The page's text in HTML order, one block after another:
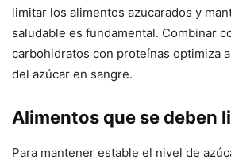
limitar los alimentos azucarados y
saludable es fundamental. Combinar
carbohidratos con proteínas optimiza
del azúcar en sangre.
Alimentos que se deben
Para mantener estable el nivel de